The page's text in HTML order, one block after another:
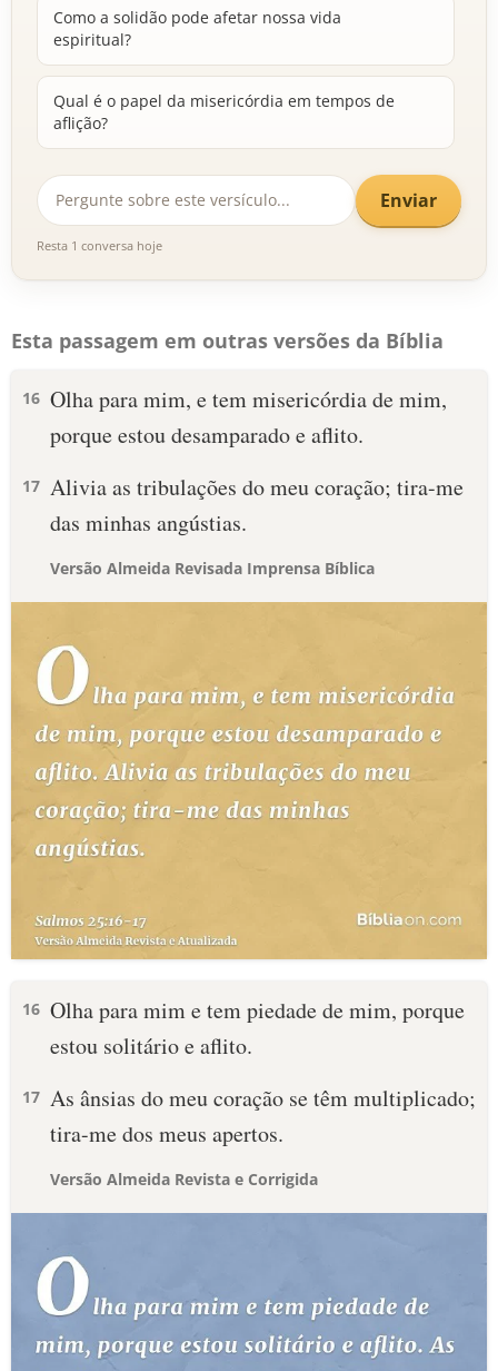
Como a solidão pode afetar nossa vida
espiritual?
Qual é o papel da misericórdia em tempos de
aflição?
Enviar
Resta 1 conversa hoje
Esta passagem em outras versões da Bíblia
16 Olha para mim, e tem misericórdia de mim,
porque estou desamparado e aflito.
17 Alivia as tribulações do meu coração; tira-me
das minhas angústias.
Versão Almeida Revisada Imprensa Bíblica
16 Olha para mim e tem piedade de mim, porque
estou solitário e aflito.
17 As ânsias do meu coração se têm multiplicado;
tira-me dos meus apertos.
Versão Almeida Revista e Corrigida